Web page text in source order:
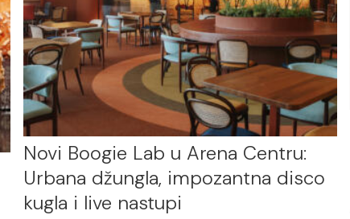
Novi Boogie Lab u Arena Centru:
Urbana džungla, impozantna disco
kugla i live nastupi